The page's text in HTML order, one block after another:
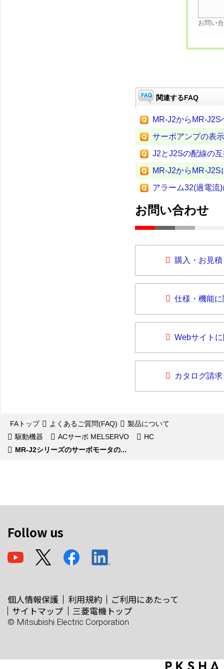
お問い
関連するFAQ
MR-J2からMR-
サーボアンプの表
J2とJ2Sの配線の
MR-J2からMR-
アラーム32(過電流
お問い合わせ
購入・お見
仕様・機能
Webサイト
カタログ請求
FAトップ よくあるご質問(FAQ)
製品について
駆動機器
ACサーボ MELSERVO
HC
MR-J2シリーズのサーボモータの...
Follow us
個人情報保護 利用規約
ご利用にあたって
サイトマップ
三菱電機トップ
© Mitsubishi Electric Corporation